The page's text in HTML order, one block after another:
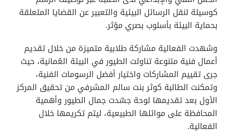
كوسيلة لنقل الرسائل البيئية والتعبير عن القضايا المتعلقة
بحماية البيئة بأسلوب بصري مؤثر.
وشهدت الفعالية مشاركة طلابية متميزة من خلال تقديم
أعمال فنية متنوعة تناولت الطيور في البيئة العُمانية، حيث
جرى تقييم المشاركات واختيار أفضل الرسومات الفنية،
وتمكنت الطالبة كوثر بنت سالم المشرفي من تحقيق المركز
الأول بعد تقديمها لوحة جسّدت جمال الطيور وأهمية
المحافظة على موائلها الطبيعية، ليتم تكريمها خلال
الفعالية.